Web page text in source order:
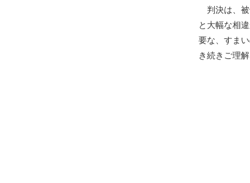
判決は、被
と大幅な相
要な、すま
き続きご理